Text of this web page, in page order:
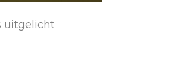
uitgelicht